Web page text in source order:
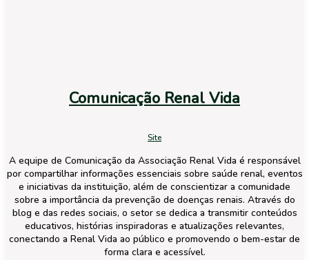
Comunicação Renal Vida
Site
A equipe de Comunicação da Associação Renal Vida é responsável
por compartilhar informações essenciais sobre saúde renal, eventos
e iniciativas da instituição, além de conscientizar a comunidade
sobre a importância da prevenção de doenças renais. Através do
blog e das redes sociais, o setor se dedica a transmitir conteúdos
educativos, histórias inspiradoras e atualizações relevantes,
conectando a Renal Vida ao público e promovendo o bem-estar de
forma clara e acessível.